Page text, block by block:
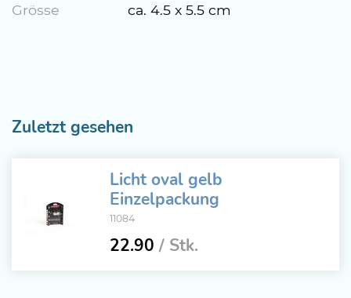
Grösse
ca. 4.5 x 5.5 cm
Zuletzt gesehen
Licht oval gelb
Einzelpackung
11084
22.90 / Stk.